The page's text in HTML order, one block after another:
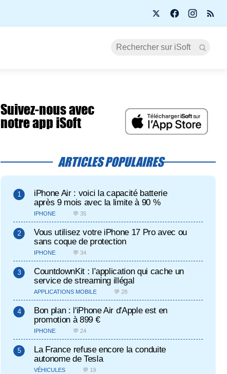
Suivez-nous avec
notre app iSoft
ARTICLES POPULAIRES
iPhone Air : voici la capacité batterie
après 9 mois avec la limite à 90 %
IPHONE 💬 35
Vous utilisez votre iPhone 17 Pro avec ou
sans coque de protection
IPHONE 💬 34
CountdownKit : l’application qui cache un
service de streaming illégal
APPLICATIONS MOBILE 💬 28
Bon plan : l'iPhone Air d'Apple est en
promotion à 899 €
IPHONE 💬 24
La France refuse encore la conduite
autonome de Tesla
VÉHICULES 💬 19